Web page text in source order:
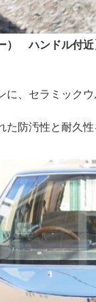
） ハンドル付近
に、セラミック
防汚性と耐久